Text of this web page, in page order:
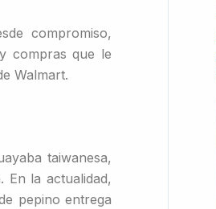
compromiso,
compras que le
Walmart.
taiwanesa,
En la actualidad,
pepino entrega